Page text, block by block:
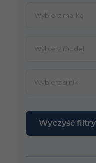
Wyczyść filtry